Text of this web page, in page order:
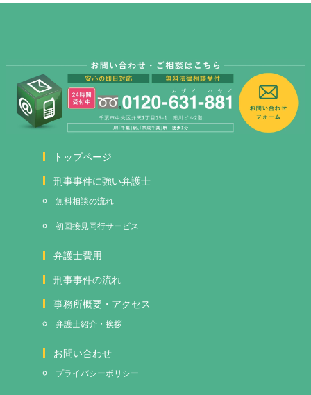
トップページ
刑事事件に強い弁護士
無料相談の流れ
初回接見 同行サービス
弁護士費用
刑事事件の流れ
事務所概要・アクセス
弁護士紹介・挨拶
お問い合わせ
プライバシーポリシー